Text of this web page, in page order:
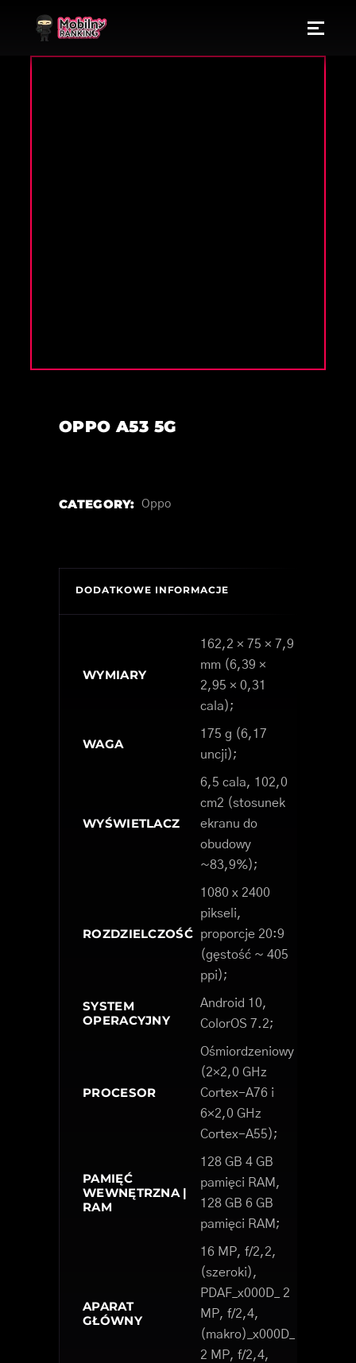
OPPO A53 5G
CATEGORY: Oppo
DODATKOWE INFORMACJE
WYMIARY
162,2 × 75 × 7,9
mm (6,39 ×
2,95 × 0,31
cala);
WAGA
175 g (6,17
uncji);
WYŚWIETLACZ
6,5 cala, 102,0
cm2 (stosunek
ekranu do
obudowy
~83,9%);
ROZDZIELCZOŚĆ
1080 x 2400
pikseli,
proporcje 20:9
(gęstość ~ 405
ppi);
SYSTEM
OPERACYJNY
Android 10,
ColorOS 7.2;
PROCESOR
Ośmiordzeniowy
(2×2,0 GHz
Cortex-A76 i
6×2,0 GHz
Cortex-A55);
PAMIĘĆ
WEWNĘTRZNA |
RAM
128 GB 4 GB
pamięci RAM,
128 GB 6 GB
pamięci RAM;
APARAT
GŁÓWNY
16 MP, f/2,2,
(szeroki),
PDAF_x000D_ 2
MP, f/2,4,
(makro)_x000D_
2 MP, f/2,4,